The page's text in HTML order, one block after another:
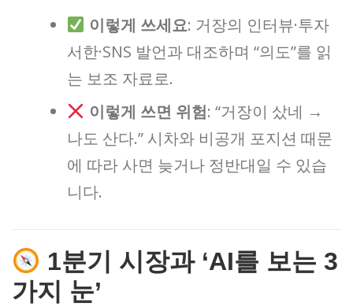
이렇게 쓰세요: 거장의 인터뷰·투자
서한·SNS 발언과 대조하며 “의도”를 읽
는 보조 자료로.
이렇게 쓰면 위험: “거장이 샀네 →
나도 산다.” 시차와 비공개 포지션 때문
에 따라 사면 늦거나 정반대일 수 있습
니다.
1분기 시장과 ‘AI를 보는 3
가지 눈’